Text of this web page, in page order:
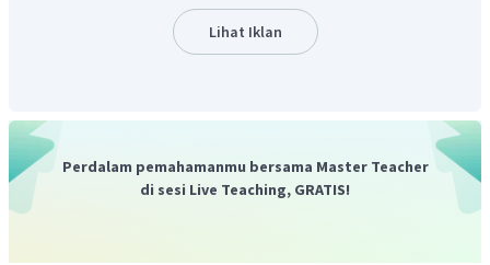
Lihat Iklan
Perdalam pemahamanmu bersama Master Teacher
di sesi Live Teaching, GRATIS!